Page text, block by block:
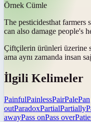
Örnek Cümle
The pesticidesthat farmers
can also damage people's
Çiftçilerin ürünleri üzerine
ama aynı zamanda insan
İlgili Kelimeler
PainfulPainlessPairPalePan
outParadoxPartialPartially
awayPass onPass over